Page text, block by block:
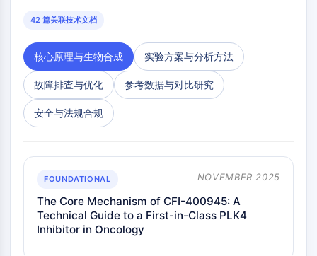
CD73
SphK
精氨酸酶
AP-1
PSMA
跨膜糖蛋白
细胞焦亡
PGE合酶
FKBP
SOD
IRAK
PD-1/PD-L1
42 篇关联技术文档
核心原理与生物合成 实验方案与分析方法
故障排查与优化 参考数据与对比研究
安全与法规合规
FOUNDATIONAL NOVEMBER 2025
The Core Mechanism of CFI-400945: A
Technical Guide to a First-in-Class PLK4
Inhibitor in Oncology